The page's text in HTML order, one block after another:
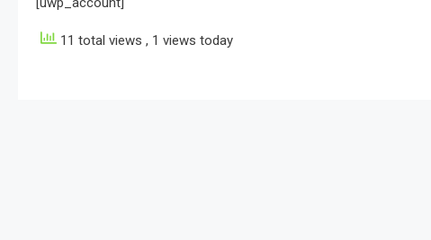
11 total views , 1 views today